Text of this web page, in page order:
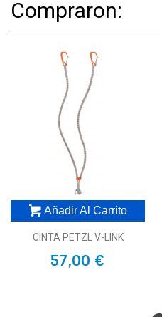
Compraron:
Añadir Al Carrito
CINTA PETZL V-LINK
57,00 €